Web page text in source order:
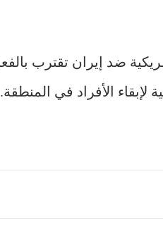
لإبقاء الأفراد في المنطقة.